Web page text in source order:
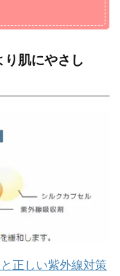
肌にやさし
正しい紫外線対策